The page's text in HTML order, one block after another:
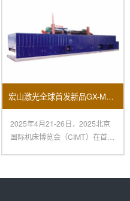
宏山激光全球首发新品GX-M立异科技闪烁2025北京国际机床展
2025年4月21-26日，2025北京
国际机床博览会（CIMT）在首都